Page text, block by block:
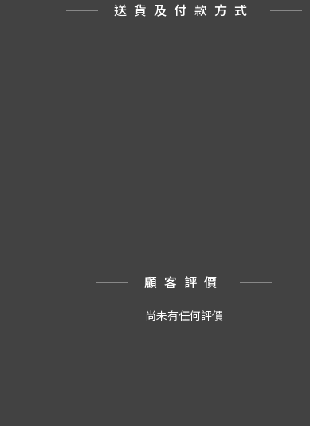
送貨及付款方式
顧客評價
尚未有任何評價